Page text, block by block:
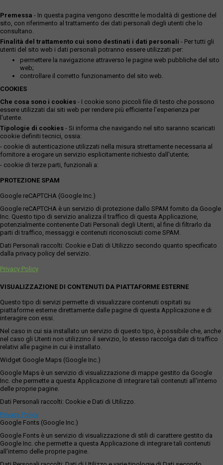
Premessa - In questa pagina vengono descritte le modalità di gestione del
sito, con riferimento al trattamento dei dati personali degli utenti che lo
consultano.
Finalità del trattamento cui sono destinati i dati personali - Per tutti gli
utenti del sito web i dati personali potranno essere utilizzati per:
permettere la navigazione attraverso le pagine web pubbliche del sito
web;
controllare il corretto funzionamento del sito web.
COOKIES
Che cosa sono i cookies - I cookie sono piccoli file di testo che possono
essere utilizzati dai siti web per rendere più efficiente l'esperienza per
l'utente.
Tipologie di cookies - Si informa che navigando nel sito saranno scaricati
cookie definiti tecnici, ossia:
- cookie di autenticazione utilizzati nella misura strettamente necessaria al
fornitore a erogare un servizio esplicitamente richiesto dall'utente;
- cookie di terze parti, funzionali a:
PROTEZIONE SPAM
Google reCAPTCHA (Google Inc.)
Google reCAPTCHA è un servizio di protezione dallo SPAM fornito da Google
Inc. Questo tipo di servizio analizza il traffico di questa Applicazione,
potenzialmente contenente Dati Personali degli Utenti, al fine di filtrarlo da
parti di traffico, messaggi e contenuti riconosciuti come SPAM.
Dati Personali raccolti: Cookie e Dati di Utilizzo secondo quanto specificato
dalla privacy policy del servizio.
Privacy Policy
VISUALIZZAZIONE DI CONTENUTI DA PIATTAFORME ESTERNE
Questo tipo di servizi permette di visualizzare contenuti ospitati su
piattaforme esterne direttamente dalle pagine di questa Applicazione e di
interagire con essi.
Nel caso in cui sia installato un servizio di questo tipo, è possibile che, anche
nel caso gli Utenti non utilizzino il servizio, lo stesso raccolga dati di traffico
relativi alle pagine in cui è installato.
Widget Google Maps (Google Inc.)
Google Maps è un servizio di visualizzazione di mappe gestito da Google
Inc. che permette a questa Applicazione di integrare tali contenuti all'interno
delle proprie pagine.
Dati Personali raccolti: Cookie e Dati di Utilizzo.
Privacy Policy
Google Fonts (Google Inc.)
Google Fonts è un servizio di visualizzazione di stili di carattere gestito da
Google Inc. che permette a questa Applicazione di integrare tali contenuti
all'interno delle proprie pagine.